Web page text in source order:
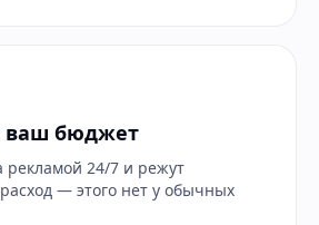
ваш бюджет
рекламой 24/7 и режут
— этого нет у обычных